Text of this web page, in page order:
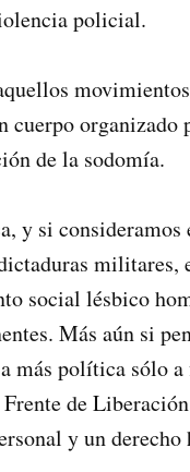
policial.
de la sodomía.
y si
militares,
social lésbico
Más aún si
política sólo
de
y un